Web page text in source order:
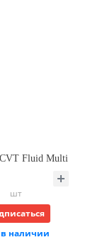
Fluid Multi
шт
в наличии